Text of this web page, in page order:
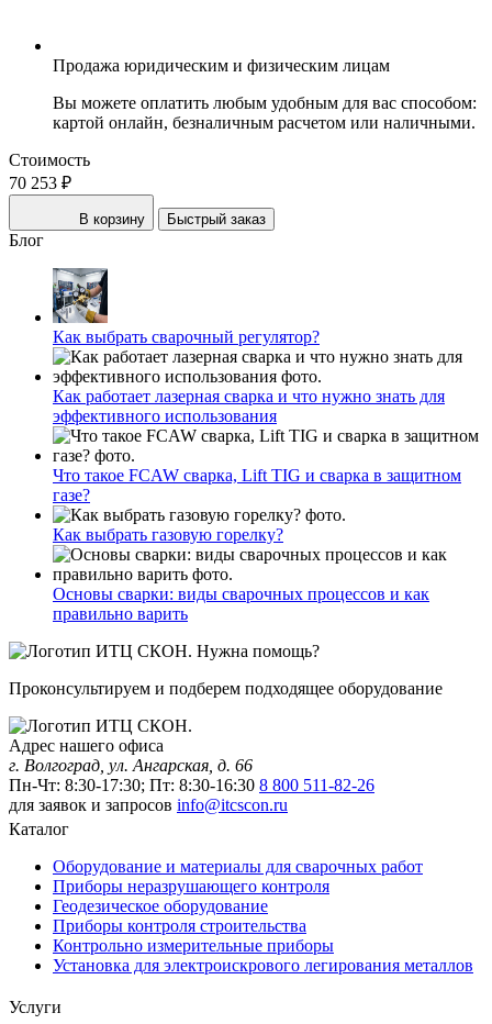
Продажа юридическим и физическим лицам
Вы можете оплатить любым удобным для вас способом:
картой онлайн, безналичным расчетом или наличными.
Стоимость
70 253 ₽
В корзину Быстрый заказ
Блог
Как выбрать сварочный регулятор?
Как работает лазерная сварка и что нужно знать для
эффективного использования
Что такое FCAW сварка, Lift TIG и сварка в защитном
газе?
Как выбрать газовую горелку?
Основы сварки: виды сварочных процессов и как
правильно варить
Нужна помощь?
Проконсультируем и подберем подходящее оборудование
Адрес нашего офиса
г. Волгоград, ул. Ангарская, д. 66
Пн-Чт: 8:30-17:30; Пт: 8:30-16:30 8 800 511-82-26
для заявок и запросов info@itcscon.ru
Каталог
Оборудование и материалы для сварочных работ
Приборы неразрушающего контроля
Геодезическое оборудование
Приборы контроля строительства
Контрольно измерительные приборы
Установка для электроискрового легирования металлов
Услуги